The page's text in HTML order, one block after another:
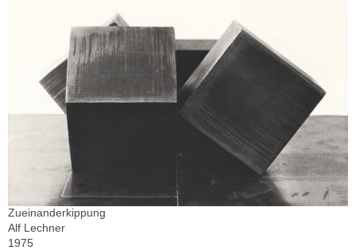
Zueinanderkippung
Alf Lechner
1975